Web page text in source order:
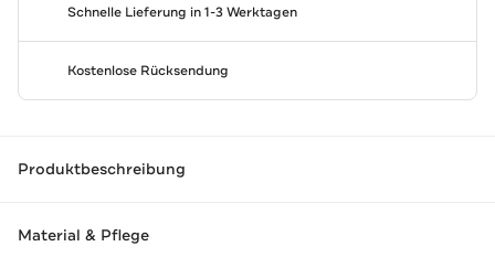
Schnelle Lieferung in 1-3 Werktagen
Kostenlose Rücksendung
Produktbeschreibung
Material & Pflege